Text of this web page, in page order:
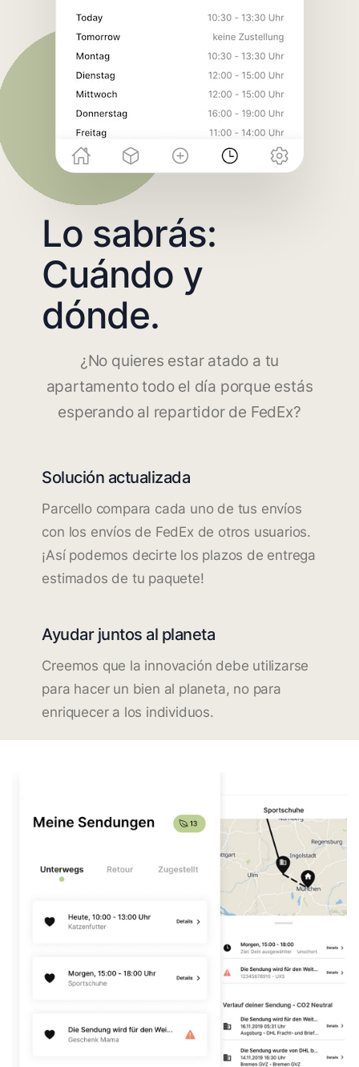
Lo sabrás:
Cuándo y
dónde.
¿No quieres estar atado a tu
apartamento todo el día porque estás
esperando al repartidor de FedEx?
Solución actualizada
Parcello compara cada uno de tus envíos
con los envíos de FedEx de otros usuarios.
¡Así podemos decirte los plazos de entrega
estimados de tu paquete!
Ayudar juntos al planeta
Creemos que la innovación debe utilizarse
para hacer un bien al planeta, no para
enriquecer a los individuos.